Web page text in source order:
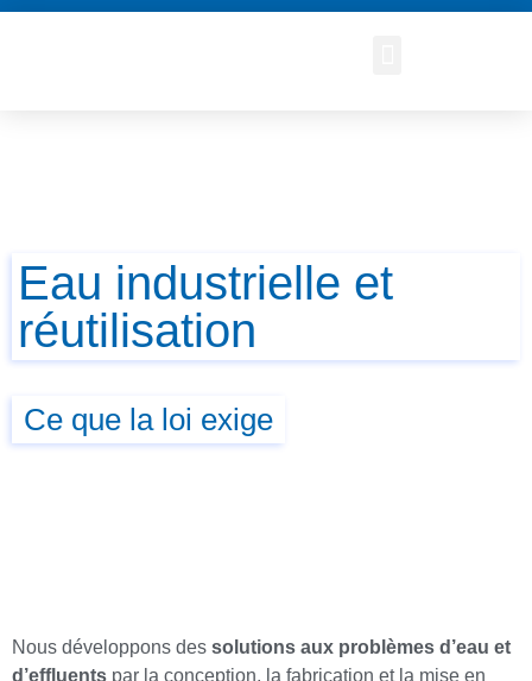
Eau industrielle et
réutilisation
Ce que la loi exige
Nous développons des solutions aux problèmes d’eau et
d’effluents par la conception, la fabrication et la mise en